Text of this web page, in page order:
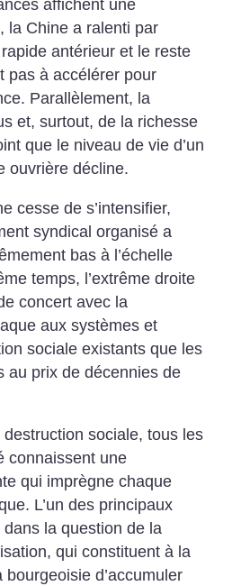
affichent une
la Chine a ralenti par
antérieur et le reste
pas à accélérer pour
Parallèlement, la
et, surtout, de la richesse
que le niveau de vie d’un
ouvrière décline.
cesse de s’intensifier,
syndical organisé a
bas à l’échelle
temps, l’extrême droite
concert avec la
aux systèmes et
sociale existants que les
au prix de décennies de
sociale, tous les
connaissent une
qui imprègne chaque
L’un des principaux
la question de la
qui constituent à la
d’accumuler